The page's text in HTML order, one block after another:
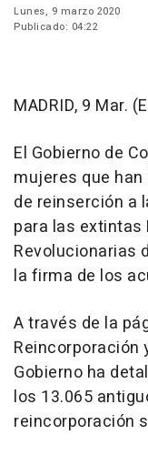
Lunes, 9 marzo 2020
Publicado: 04:22
MADRID, 9 Mar.
El Gobierno de
mujeres que
de reinserción a
para las extintas
Revolucionarias
la firma de los
A través de la
Reincorporación
Gobierno ha
los 13.065
reincorporación